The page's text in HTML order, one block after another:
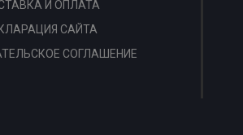
И ОПЛАТА
САЙТА
СОГЛАШЕНИЕ